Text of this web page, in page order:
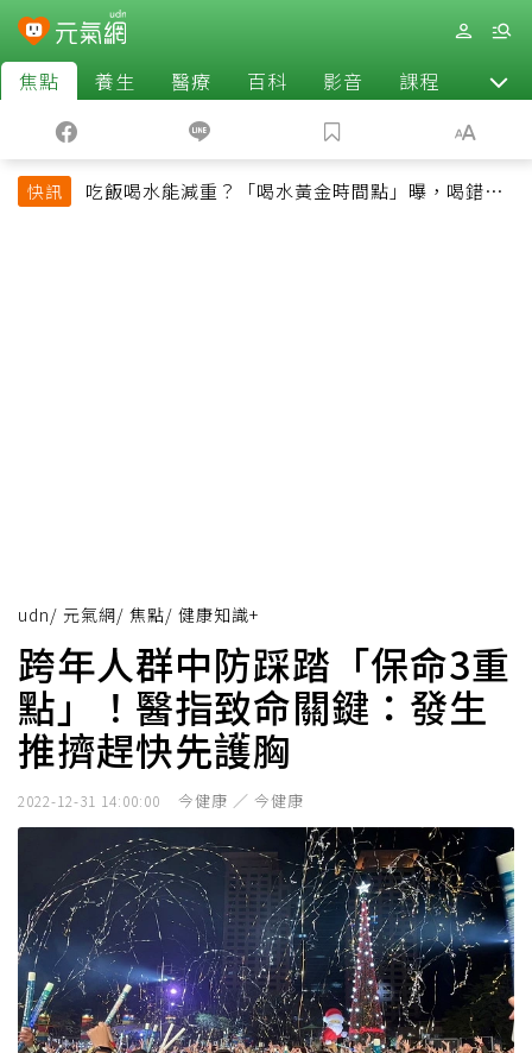
焦點 養生 醫療 百科 影音 課程 退休
快訊
吃飯喝水能減重？「喝水黃金時間點」曝，喝錯時
udn/ 元氣網/ 焦點/ 健康知識+
跨年人群中防踩踏「保命3重
點」！醫指致命關鍵：發生
推擠趕快先護胸
2022-12-31 14:00:00 今健康 ／ 今健康